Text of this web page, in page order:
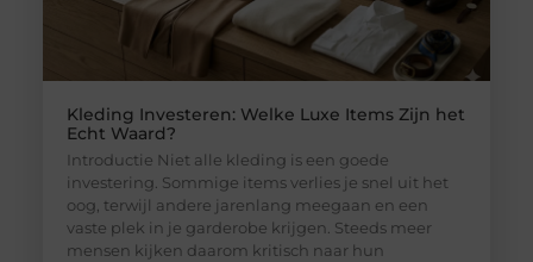
Kleding Investeren: Welke Luxe Items Zijn het
Echt Waard?
Introductie Niet alle kleding is een goede
investering. Sommige items verlies je snel uit het
oog, terwijl andere jarenlang meegaan en een
vaste plek in je garderobe krijgen. Steeds meer
mensen kijken daarom kritisch naar hun